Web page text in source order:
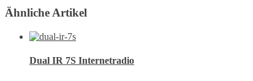
Ähnliche Artikel
Dual IR 7S Internetradio